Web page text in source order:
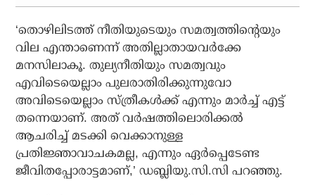
‘തൊഴിലിടത്ത് നീതിയുടെയും സമത്വത്തിന്റെയും
വില എന്താണെന്ന് അതില്ലാതായവര്‍ക്കേ
മനസിലാകൂ. തുല്യനീതിയും സമത്വവും
എവിടെയെല്ലാം പുലരാതിരിക്കുന്നുവോ
അവിടെയെല്ലാം സ്ത്രീകള്‍ക്ക് എന്നും മാര്‍ച്ച് എട്ട്
തന്നെയാണ്. അത് വര്‍ഷത്തിലൊരിക്കല്‍
ആചരിച്ച് മടക്കി വെക്കാനുള്ള
പ്രതിജ്ഞാവാചകമല്ല, എന്നും ഏര്‍പ്പെടേണ്ട
ജീവിതപ്പോരാട്ടമാണ്,’ ഡബ്ലിയു.സി.സി പറഞ്ഞു.